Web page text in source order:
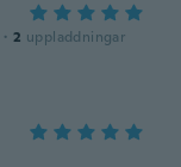
· 2 uppladdningar